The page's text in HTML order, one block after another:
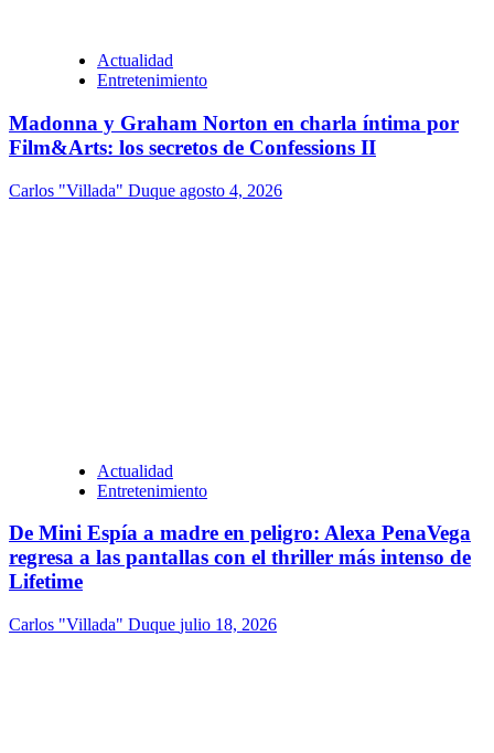
Actualidad
Entretenimiento
Madonna y Graham Norton en charla íntima por
Film&Arts: los secretos de Confessions II
Carlos "Villada" Duque agosto 4, 2026
Actualidad
Entretenimiento
De Mini Espía a madre en peligro: Alexa PenaVega
regresa a las pantallas con el thriller más intenso de
Lifetime
Carlos "Villada" Duque julio 18, 2026